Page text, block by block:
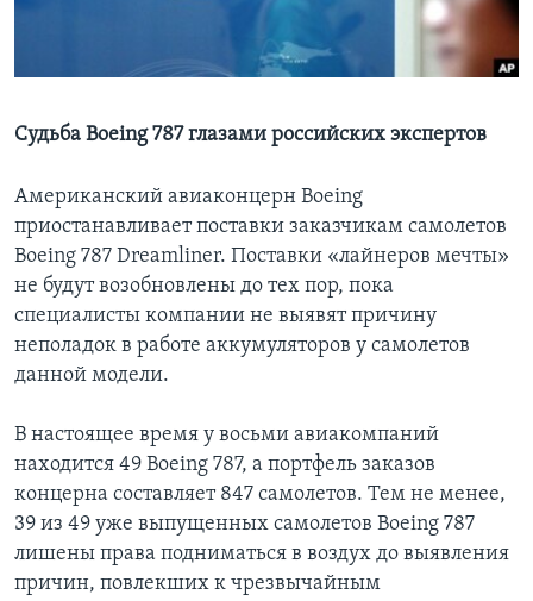
Языки
Судьба Boeing 787 глазами российских экспертов
Американский авиаконцерн Boeing
приостанавливает поставки заказчикам самолетов
Boeing 787 Dreamliner. Поставки «лайнеров мечты»
не будут возобновлены до тех пор, пока
специалисты компании не выявят причину
неполадок в работе аккумуляторов у самолетов
данной модели.
В настоящее время у восьми авиакомпаний
находится 49 Boeing 787, а портфель заказов
концерна составляет 847 самолетов. Тем не менее,
39 из 49 уже выпущенных самолетов Boeing 787
лишены права подниматься в воздух до выявления
причин, повлекших к чрезвычайным